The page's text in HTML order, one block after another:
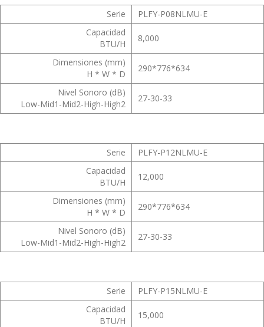
Serie
PLFY-P08NLMU-E
Capacidad
BTU/H
8,000
Dimensiones (mm)
H * W * D
290*776*634
Nivel Sonoro (dB)
Low-Mid1-Mid2-High-High2
27-30-33
Serie
PLFY-P12NLMU-E
Capacidad
BTU/H
12,000
Dimensiones (mm)
H * W * D
290*776*634
Nivel Sonoro (dB)
Low-Mid1-Mid2-High-High2
27-30-33
Serie
PLFY-P15NLMU-E
Capacidad
BTU/H
15,000